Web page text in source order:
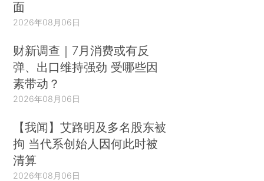
面
2026年08月06日
财新调查｜7月消费或有反
弹、出口维持强劲 受哪些因
素带动？
2026年08月06日
【我闻】艾路明及多名股东被
拘 当代系创始人因何此时被
清算
2026年08月06日